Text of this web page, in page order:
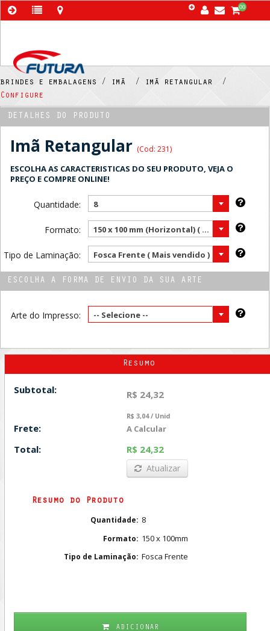
00
brindes e embalagens / imã /
imã retangular /
Configure
DETALHES DO PRODUTO
Imã Retangular (Cod: 231)
ESCOLHA AS CARACTERISTICAS DO SEU PRODUTO, VEJA O
PREÇO E COMPRE ONLINE!
Quantidade: 8
Formato: 150 x 100 mm (Horizontal) ( Mais vendido )
Tipo de Laminação: Fosca Frente ( Mais vendido )
ESCOLHA A FORMA DE ENVIO DA SUA ARTE
Arte do Impresso: -- Selecione --
Resumo
Subtotal: R$ 24,32
R$ 3,04 / Unid
Frete: A Calcular
Total: R$ 24,32
Atualizar
Resumo do Produto
Quantidade: 8
Formato: 150 x 100mm
Tipo de Laminação: Fosca Frente
ADICIONAR